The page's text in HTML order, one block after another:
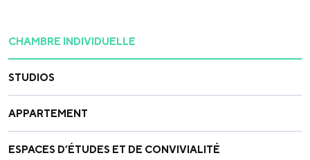
CHAMBRE INDIVIDUELLE
STUDIOS
APPARTEMENT
ESPACES D’ÉTUDES ET DE CONVIVIALITÉ